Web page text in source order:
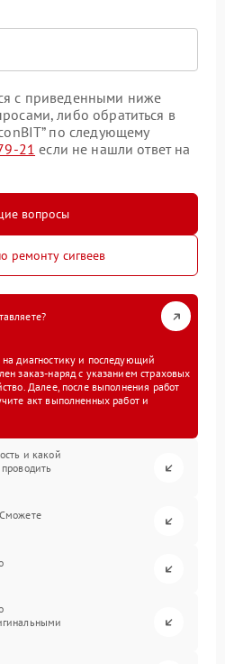
с приведенными ниже
либо обратиться в
по следующему
21 если не нашли ответ на
вопросы
ремонту сигвеев
диагностику и последующий
заказ-наряд с указанием страховых
Далее, после выполнения работ
акт выполненных работ и
и какой